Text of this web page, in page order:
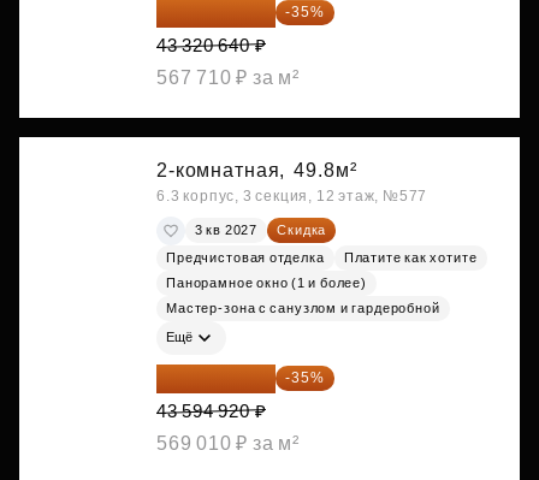
28 158 416 ₽ -35%
43 320 640 ₽
567 710 ₽ за м²
2-комнатная, 49.8м²
6.3 корпус, 3 секция, 12 этаж, №577
3 кв 2027
Скидка
Предчистовая отделка
Платите как хотите
Панорамное окно (1 и более)
Мастер-зона с санузлом и гардеробной
Ещё
28 336 698 ₽ -35%
43 594 920 ₽
569 010 ₽ за м²